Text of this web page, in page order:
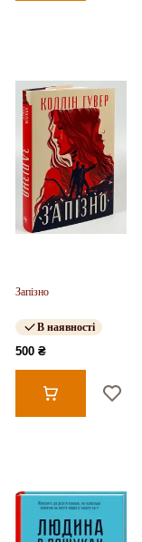
Запізно
В наявності
500 ₴